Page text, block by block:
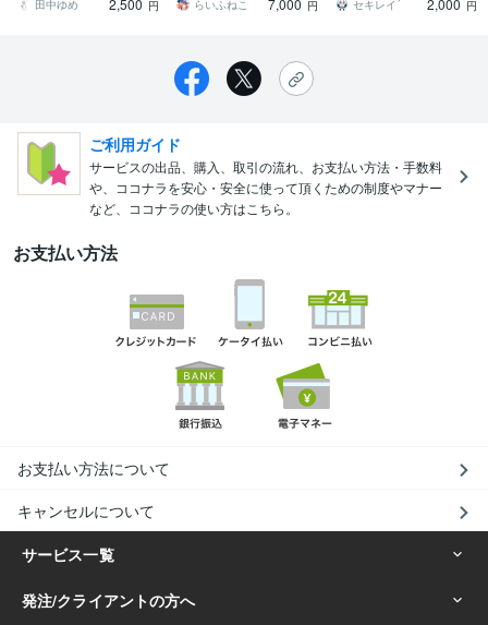
ピード納品♥
田中ゆめ
2,500 円
ど〜らいふねこ
7,000 円
ます！！
セキレイ´
2,000 円
ご利用ガイド
サービスの出品、購入、取引の流れ、お支払い方法・手数料
や、ココナラを安心・安全に使って頂くための制度やマナー
など、ココナラの使い方はこちら。
お支払い方法
お支払い方法について
キャンセルについて